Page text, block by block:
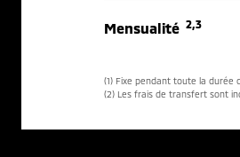
Mensualité 2,3
(1) Fixe pendant toute la durée
(2) Les frais de transfert sont